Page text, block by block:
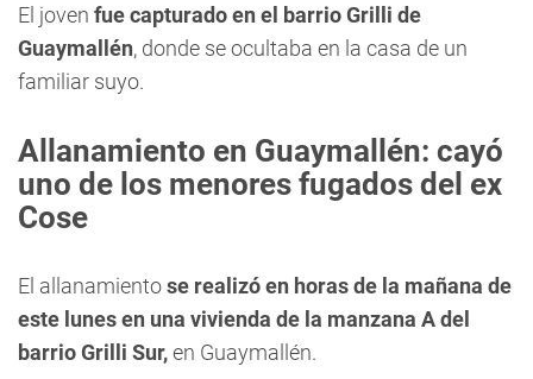
El joven fue capturado en el barrio Grilli de
Guaymallén, donde se ocultaba en la casa de un
familiar suyo.
Allanamiento en Guaymallén: cayó
uno de los menores fugados del ex
Cose
El allanamientose realizó en horas de la mañana de
este lunes en una vivienda de la manzana A del
barrio Grilli Sur,en Guaymallén.